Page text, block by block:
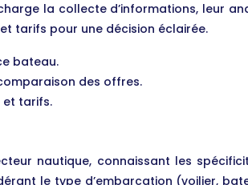
la collecte d’informations, leur
tarifs pour une décision éclairée.
bateau.
des offres.
et tarifs.
nautique, connaissant les
le type d’embarcation (voilier,